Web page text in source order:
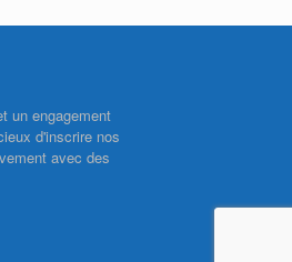
un engagement
d'inscrire nos
avec des